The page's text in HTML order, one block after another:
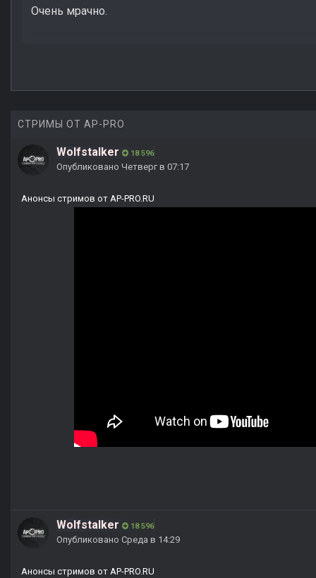
Очень мрачно.
СТРИМЫ ОТ AP-PRO
Wolfstalker 18 596
Опубликовано Четверг в 07:17
Анонсы стримов от AP-PRO.RU
Wolfstalker 18 596
Опубликовано Среда в 14:29
Анонсы стримов от AP-PRO.RU